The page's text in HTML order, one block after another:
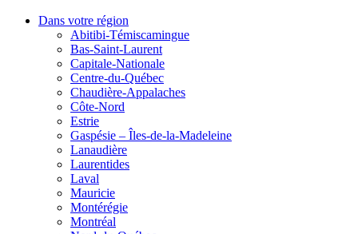
Dans votre région
Abitibi-Témiscamingue
Bas-Saint-Laurent
Capitale-Nationale
Centre-du-Québec
Chaudière-Appalaches
Côte-Nord
Estrie
Gaspésie – Îles-de-la-Madeleine
Lanaudière
Laurentides
Laval
Mauricie
Montérégie
Montréal